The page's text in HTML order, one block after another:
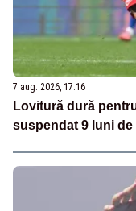
7 aug. 2026, 17:16
Lovitură dură
suspendat 9 luni